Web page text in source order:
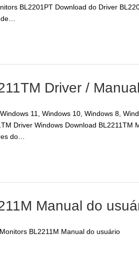
BL2201PT Download do Driver
Driver /
11, Windows 10, Windows 8,
Driver Windows Download
do…
Manual do
BL2211M Manual do usuário